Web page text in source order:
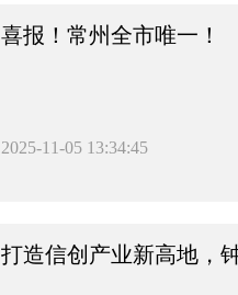
喜报！常州全市唯一！
2025-11-05 13:34:45
打造信创产业新高地，